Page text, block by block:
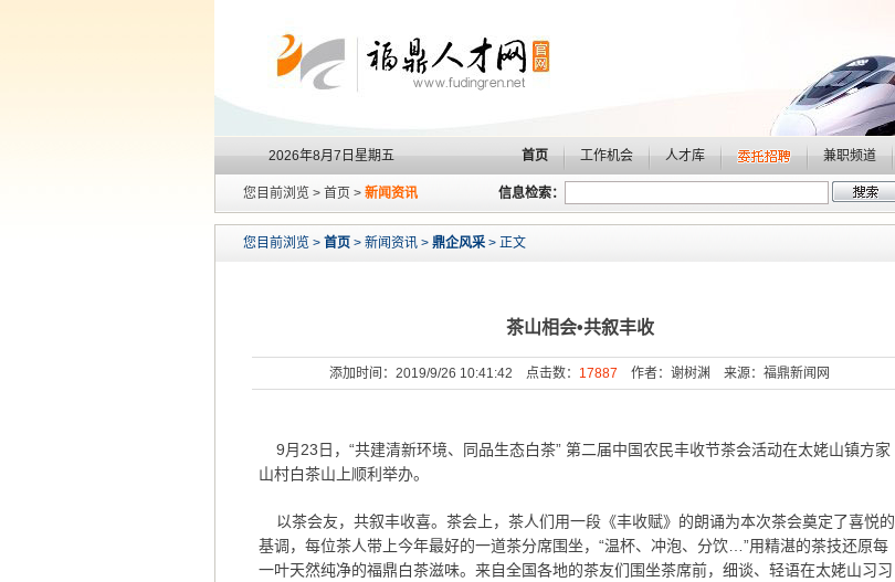
2026年8月7日星期五 首页 工作机会 人才库 兼职频道
您目前浏览 > 首页 > 新闻资讯 信息检索：
您目前浏览 > 首页> 新闻资讯 > 鼎企风采> 正文
茶山相会•共叙丰收
添加时间：2019/9/26 10:41:42 点击数： 17887 作者：谢树渊 来源：福鼎新闻网
9月23日，“共建清新环境、同品生态白茶” 第二届中国农民丰收节茶会活动在太姥山镇方家
山村白茶山上顺利举办。
以茶会友，共叙丰收喜。茶会上，茶人们用一段《丰收赋》的朗诵为本次茶会奠定了喜悦的
基调，每位茶人带上今年最好的一道茶分席围坐，“温杯、冲泡、分饮…”用精湛的茶技还原每
一叶天然纯净的福鼎白茶滋味。来自全国各地的茶友们围坐茶席前，细谈、轻语在太姥山习习